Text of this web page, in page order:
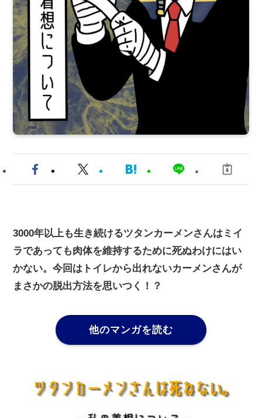
3000年以上も生き続けるツタンカーメンさんはミイ
ラであっても肉体を維持するために死ぬわけにはい
かない。今回はトイレから出れないカーメンさんが
まさかの脱出方法を思いつく！？
他のマンガを読む